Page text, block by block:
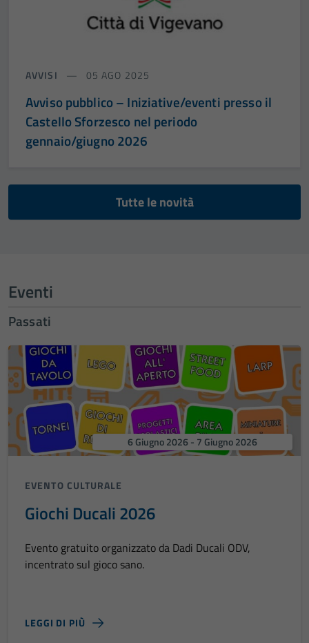
AVVISI 05 AGO 2025
Avviso pubblico – Iniziative/eventi presso il
Castello Sforzesco nel periodo
gennaio/giugno 2026
Tutte le novità
Eventi
Passati
6 Giugno 2026 - 7 Giugno 2026
EVENTO CULTURALE
Giochi Ducali 2026
Evento gratuito organizzato da Dadi Ducali ODV,
incentrato sul gioco sano.
LEGGI DI PIÙ